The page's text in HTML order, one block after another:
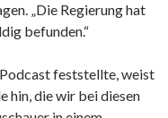
„Die Regierung hat
befunden.“
feststellte, weist
hin, die wir bei diesen